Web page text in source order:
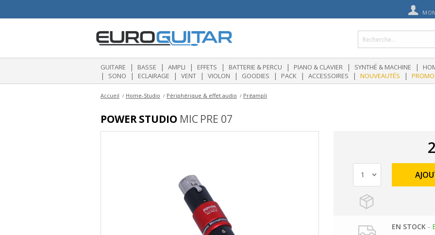
GUITARE | BASSE | AMPLI | EFFETS | BATTERIE & PERCU | PIANO & CLAVIER | SYNTHÉ & MACHINE |
| SONO | ECLAIRAGE | VENT | VIOLON | GOODIES | PACK | ACCESSOIRES | NOUVEAUTÉS | PROMO
Accueil Home-Studio Périphérique & effet audio Préampli
POWER STUDIOMIC PRE 07
EN STOCK-